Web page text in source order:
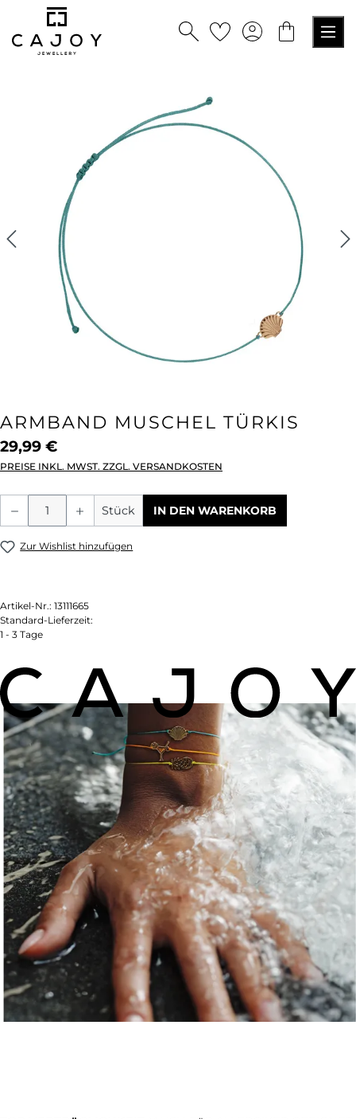
springen
ARMBAND MUSCHEL TÜRKIS
29,99 €
PREISE INKL. MWST. ZZGL. VERSANDKOSTEN
Produkt Anzahl: Gib den gewünschten
Stück IN DEN WARENKORB
Zur Wishlist hinzufügen
Artikel-Nr.: 13111665
Standard-Lieferzeit:
1 - 3 Tage